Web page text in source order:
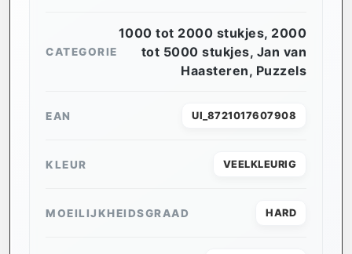
CATEGORIE
1000 tot 2000 stukjes, 2000
tot 5000 stukjes, Jan van
Haasteren, Puzzels
EAN UI_8721017607908
KLEUR VEELKLEURIG
MOEILIJKHEIDSGRAAD HARD